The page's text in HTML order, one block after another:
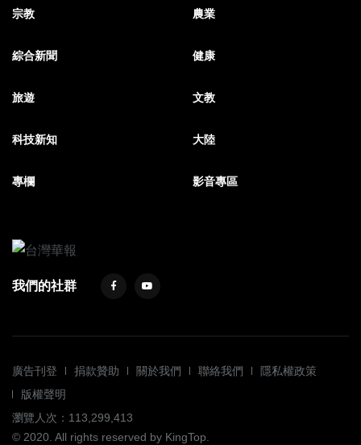
宗教 農業
綜合新聞 健康
旅遊 文教
科技新知 大陸
專欄 影音專區
我們的社群
廣告刊登 捐款贊助 關於我們 聯絡我們
隱私權政策
版權聲明
瀏覽人次：113,299,413
© 2020. All rights reserved by KingTop.